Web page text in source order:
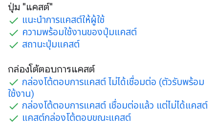
ปุ่ม "แคสต์"
แนะนําการแคสต์ให้ผู้ใช้
ความพร้อมใช้งานของปุ่มแคสต์
สถานะปุ่มแคสต์
กล่องโต้ตอบการแคสต์
กล่องโต้ตอบการแคสต์ ไม่ได้เชื่อมต่อ (ตัวรับพร้อม
ใช้งาน)
กล่องโต้ตอบการแคสต์ เชื่อมต่อแล้ว แต่ไม่ได้แคสต์
แคสต์กล่องโต้ตอบขณะแคสต์